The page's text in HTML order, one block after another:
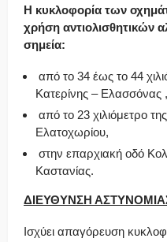
Η κυκλοφορία των
χρήση αντιολισθητικών
σημεία:
από το 34 έως το 44
Κατερίνης – Ελασσόνας ,
από το 23 χιλιόμετρο
Ελατοχωρίου,
στην επαρχιακή οδό
Καστανίας.
ΔΙΕΥΘΥΝΣΗ
Ισχύει απαγόρευση